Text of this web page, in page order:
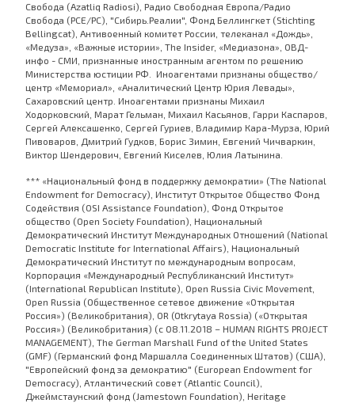
Свобода (Azatliq Radiosi), Радио Свободная Европа/Радио
Свобода (PCE/PC), "Сибирь.Реалии", Фонд Беллингкет (Stichting
Bellingcat), Антивоенный комитет России, телеканал «Дождь»,
«Медуза», «Важные истории», The Insider, «Медиазона», ОВД-
инфо - СМИ, признанные иностранным агентом по решению
Министерства юстиции РФ. Иноагентами признаны общество/
центр «Мемориал», «Аналитический Центр Юрия Левады»,
Сахаровский центр. Иноагентами признаны Михаил
Ходорковский, Марат Гельман, Михаил Касьянов, Гарри Каспаров,
Сергей Алексашенко, Сергей Гуриев, Владимир Кара-Мурза, Юрий
Пивоваров, Дмитрий Гудков, Борис Зимин, Евгений Чичваркин,
Виктор Шендерович, Евгений Киселев, Юлия Латынина.
*** «Национальный фонд в поддержку демократии» (The National
Endowment for Democracy), Институт Открытое Общество Фонд
Содействия (OSI Assistance Foundation), Фонд Открытое
общество (Open Society Foundation), Национальный
Демократический Институт Международных Отношений (National
Democratic Institute for International Affairs), Национальный
Демократический Институт по международным вопросам,
Корпорация «Международный Республиканский Институт»
(International Republican Institute), Open Russia Civic Movement,
Open Russia (Общественное сетевое движение «Открытая
Россия») (Великобритания), OR (Otkrytaya Rossia) («Открытая
Россия») (Великобритания) (с 08.11.2018 – HUMAN RIGHTS PROJECT
MANAGEMENT), The German Marshall Fund of the United States
(GMF) (Германский фонд Маршалла Соединенных Штатов) (США),
"Европейский фонд за демократию" (European Endowment for
Democracy), Атлантический совет (Atlantic Council),
Джеймстаунский фонд (Jamestown Foundation), Heritage